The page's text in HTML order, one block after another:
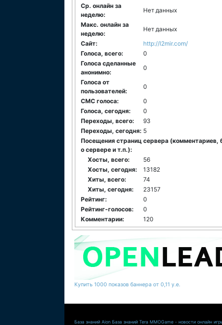
Ср. онлайн за
неделю:
Нет данных
Макс. онлайн за
неделю:
Нет данных
Сайт:
http://l2mir.com/
Голоса, всего:
0
Голоса сделанные
анонимно:
0
Голоса от
пользователей:
0
СМС голоса:
0
Голоса, сегодня:
0
Переходы, всего:
93
Переходы, сегодня: 5
Посещения страниц сервера (комментариев,
о сервере и т.п.):
Хосты, всего:
56
Хосты, сегодня:
13182
Хиты, всего:
74
Хиты, сегодня:
23157
Рейтинг:
0
Рейтинг-голосов:
0
Комментарии:
120
Купить 1000 показов баннера от 0,11 у.е.
База знаний Aion База знаний Tera MMOGame - новости онлайн